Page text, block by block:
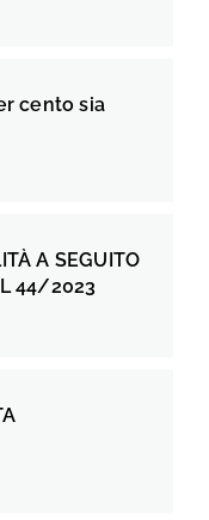
cento sia
A SEGUITO
44/2023